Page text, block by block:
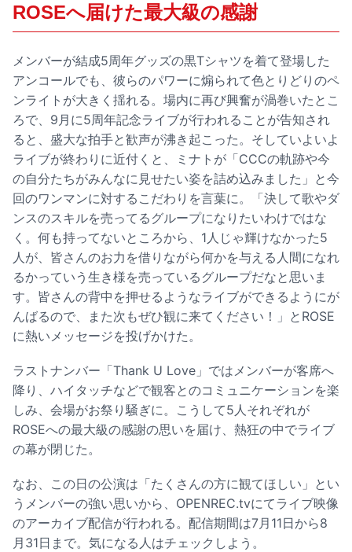
ROSEへ届けた最大級の感謝
メンバーが結成5周年グッズの黒Tシャツを着て登場した
アンコールでも、彼らのパワーに煽られて色とりどりのペ
ンライトが大きく揺れる。場内に再び興奮が渦巻いたとこ
ろで、9月に5周年記念ライブが行われることが告知され
ると、盛大な拍手と歓声が沸き起こった。そしていよいよ
ライブが終わりに近付くと、ミナトが「CCCの軌跡や今
の自分たちがみんなに見せたい姿を詰め込みました」と今
回のワンマンに対するこだわりを言葉に。「決して歌やダ
ンスのスキルを売ってるグループになりたいわけではな
く。何も持ってないところから、1人じゃ輝けなかった5
人が、皆さんのお力を借りながら何かを与える人間になれ
るかっていう生き様を売っているグループだなと思いま
す。皆さんの背中を押せるようなライブができるようにが
んばるので、また次もぜひ観に来てください！」とROSE
に熱いメッセージを投げかけた。
ラストナンバー「Thank U Love」ではメンバーが客席へ
降り、ハイタッチなどで観客とのコミュニケーションを楽
しみ、会場がお祭り騒ぎに。こうして5人それぞれが
ROSEへの最大級の感謝の思いを届け、熱狂の中でライブ
の幕が閉じた。
なお、この日の公演は「たくさんの方に観てほしい」とい
うメンバーの強い思いから、OPENREC.tvにてライブ映像
のアーカイブ配信が行われる。配信期間は7月11日から8
月31日まで。気になる人はチェックしよう。